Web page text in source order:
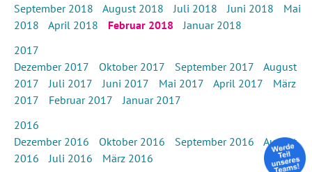
September 2018
August 2018 Juli 2018 Juni 2018
Mai
2018
April 2018 Februar 2018
Januar 2018
2017
Dezember 2017
Oktober 2017 September 2017
August
2017
Juli 2017 Juni 2017 Mai 2017 April 2017
März
2017
Februar 2017
Januar 2017
2016
Dezember 2016
Oktober 2016 September 2016
August
2016
Juli 2016 März 2016